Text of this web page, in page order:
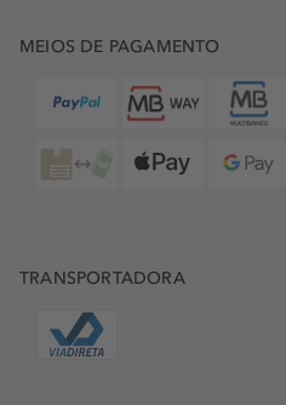
MEIOS DE PAGAMENTO
TRANSPORTADORA